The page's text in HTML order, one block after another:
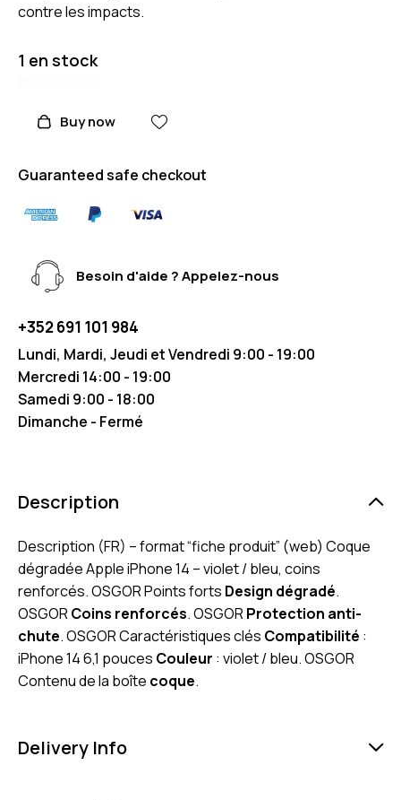
contre les impacts.
1 en stock
Buy now
Guaranteed safe checkout
Besoin d'aide ? Appelez-nous
+352 691 101 984
Lundi, Mardi, Jeudi et Vendredi 9:00 - 19:00
Mercredi 14:00 - 19:00
Samedi 9:00 - 18:00
Dimanche - Fermé
Description
Description (FR) – format “fiche produit” (web) Coque
dégradée Apple iPhone 14 – violet / bleu, coins
renforcés. OSGOR Points forts Design dégradé.
OSGORCoins renforcés. OSGORProtection anti-
chute. OSGOR Caractéristiques clés Compatibilité :
iPhone 14 6,1 pouces Couleur : violet / bleu. OSGOR
Contenu de la boîte coque.
Delivery Info